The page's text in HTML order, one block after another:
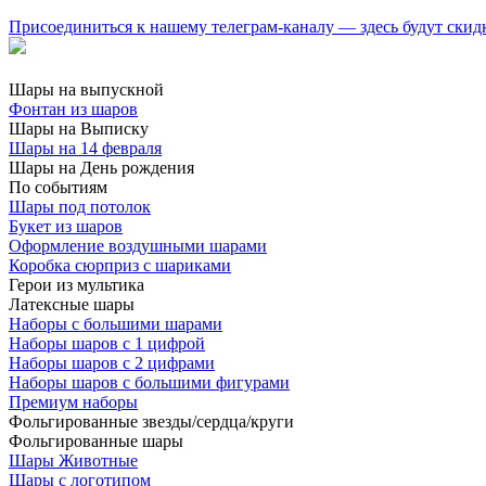
Присоединиться к нашему телеграм-каналу — здесь будут
Шары на выпускной
Фонтан из шаров
Шары на Выписку
Шары на 14 февраля
Шары на День рождения
По событиям
Шары под потолок
Букет из шаров
Оформление воздушными шарами
Коробка сюрприз с шариками
Герои из мультика
Латексные шары
Наборы с большими шарами
Наборы шаров с 1 цифрой
Наборы шаров с 2 цифрами
Наборы шаров с большими фигурами
Премиум наборы
Фольгированные звезды/сердца/круги
Фольгированные шары
Шары Животные
Шары с логотипом